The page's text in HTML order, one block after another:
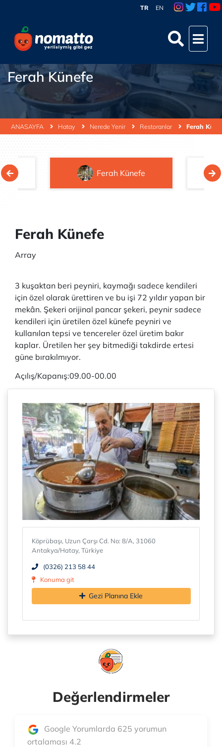
TR EN
ANASAYFA Hatay Nerede Yenir Restoranlar Ferah
Ferah Künefe
Ferah Künefe
Ferah Künefe
Array
3 kuşaktan beri peyniri, kaymağı sadece kendileri
için özel olarak ürettiren ve bu işi 72 yıldır yapan bir
mekân. Şekeri orijinal pancar şekeri, peynir sadece
kendileri için üretilen özel künefe peyniri ve
kullanılan tepsi ve tencereler özel üretim bakır
kaplar. Üretilen her şey bitmediği takdirde ertesi
güne bırakılmıyor.
Açılış/Kapanış:09.00-00.00
Köprübaşı, Uzun Çarşı Cd. No: 8/A, 31060
Antakya/Hatay, Türkiye
(0326) 213 58 44
Konuma git
Gezi Planına Ekle
Değerlendirmeler
Google Yorumlarda 625 yorumun
ortalaması 4.2